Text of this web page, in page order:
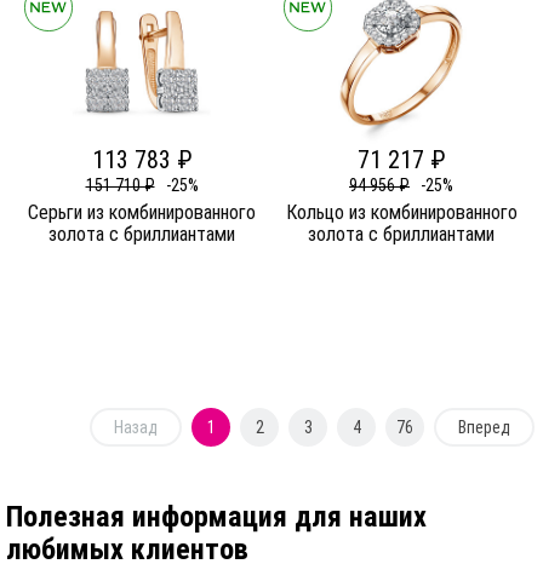
113 783 ₽
151 710 ₽ -25%
Серьги из комбинированного
золота c бриллиантами
71 217 ₽
94 956 ₽ -25%
Кольцо из комбинированного
золота c бриллиантами
Назад 1 2 3 4 76 Вперед
Полезная информация для наших
любимых клиентов